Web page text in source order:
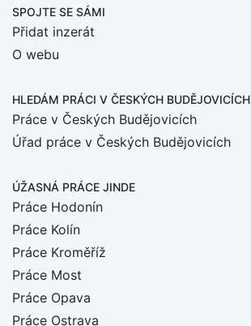
SPOJTE SE SÁMI
Přidat inzerát
O webu
HLEDÁM PRÁCI V ČESKÝCH BUDĚJOVICÍCH
Práce v Českých Budějovicích
Úřad práce v Českých Budějovicích
ÚŽASNÁ PRÁCE JINDE
Práce Hodonín
Práce Kolín
Práce Kroměříž
Práce Most
Práce Opava
Práce Ostrava